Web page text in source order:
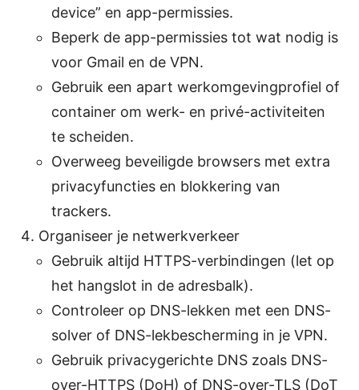
device” en app-permissies.
Beperk de app-permissies tot wat nodig is
voor Gmail en de VPN.
Gebruik een apart werkomgevingprofiel of
container om werk- en privé-activiteiten
te scheiden.
Overweeg beveiligde browsers met extra
privacyfuncties en blokkering van
trackers.
Organiseer je netwerkverkeer
Gebruik altijd HTTPS-verbindingen (let op
het hangslot in de adresbalk).
Controleer op DNS-lekken met een DNS-
solver of DNS-lekbescherming in je VPN.
Gebruik privacygerichte DNS zoals DNS-
over-HTTPS (DoH) of DNS-over-TLS (DoT